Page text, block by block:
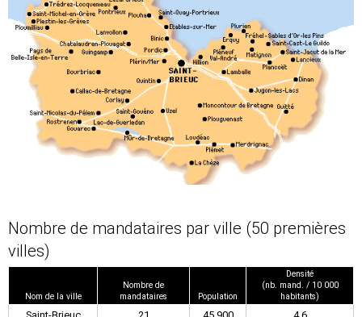
Nombre de mandataires par ville (50 premières
villes)
Nom de la ville
Nombre de
mandataires
Population
Densité
(nb. mand. / 10 000
habitants)